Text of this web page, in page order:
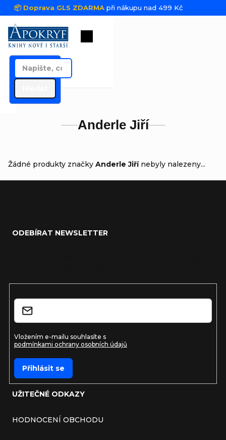
Přejít na obsah
📦 Doprava GLS ZDARMA při nákupu nad 499 Kč
Nákupní košík
Anderle Jiří
Žádné produkty značky Anderle Jiřínebyly nalezeny...
UŽITEČNÉ ODKAZY
HODNOCENÍ OBCHODU
ODEBÍRAT NEWSLETTER
Vložením e-mailu souhlasíte s
podmínkami ochrany osobních údajů
Přihlásit se